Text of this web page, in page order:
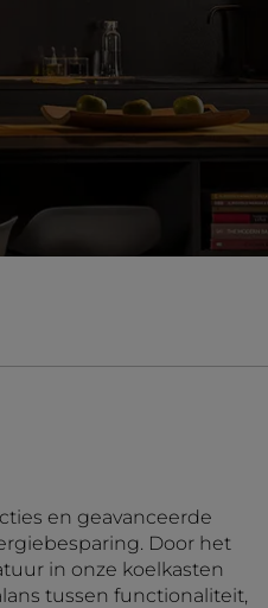
en geavanceerde
Door het
in onze koelkasten
tussen functionaliteit,